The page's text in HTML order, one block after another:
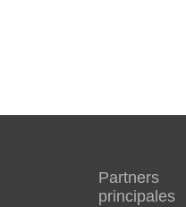
Partners
principales